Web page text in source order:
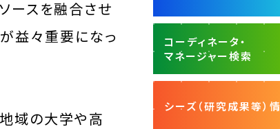
ースを融合させ
益々重要になっ
域の大学や高
コーディネータ・
マネージャー検索
シーズ（研究成果等）